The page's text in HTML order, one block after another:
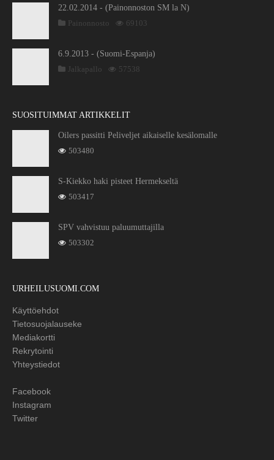
22.02.2014 - (Painonnoston SM la N)
Painonnosto
69103
6.9.2013 - (Suomi-Espanja)
Jalkapallo
57538
SUOSITUIMMAT ARTIKKELIT
Oilers passitti Peliveljet aikaiselle kesälomalle
503480
S-Kiekko haki pisteet Hermekseltä
503417
SPV vahvistuu paluumuttajilla
503302
URHEILUSUOMI.COM
Käyttöehdot
Tietosuojalauseke
Mediakortti
Rekrytointi
Yhteystiedot
Facebook
Instagram
Twitter